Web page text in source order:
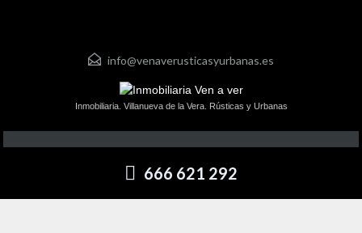
info@venaverusticasyurbanas.es
Inmobiliaria. Villanueva de la Vera. Rústicas y Urbanas
666 621 292